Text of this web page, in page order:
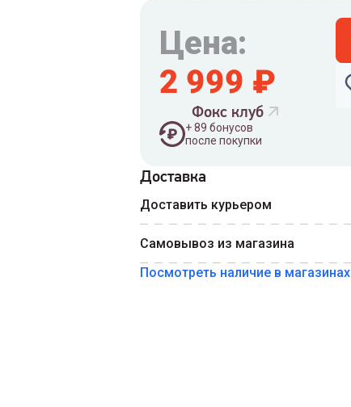
Цена:
2 999 ₽
Фокс клуб
+89 бонусов
после покупки
Номер телефона
Доставка
Доставить курьером
Самовывоз из магазина
Посмотреть наличие в магазинах